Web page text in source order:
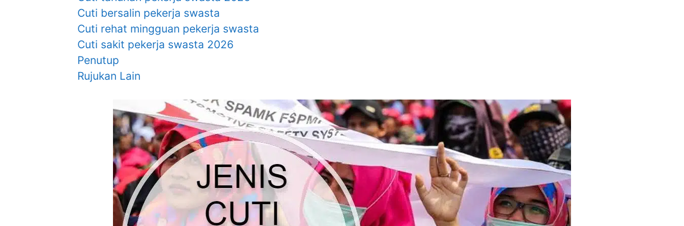
Cuti bersalin pekerja swasta
Cuti rehat mingguan pekerja swasta
Cuti sakit pekerja swasta 2026
Penutup
Rujukan Lain